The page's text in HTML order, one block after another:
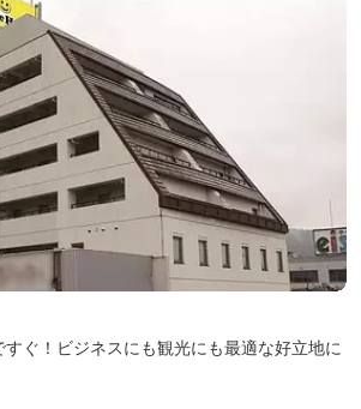
ぐ！ビジネスにも観光にも最適な好立地に